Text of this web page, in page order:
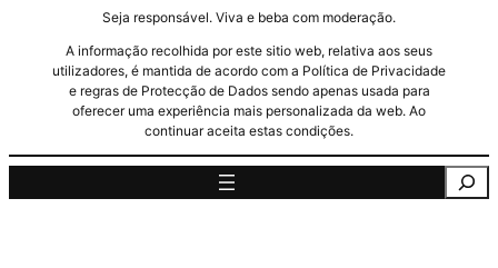
Seja responsável. Viva e beba com moderação.
A informação recolhida por este sitio web, relativa aos seus
utilizadores, é mantida de acordo com a Política de Privacidade
e regras de Protecção de Dados sendo apenas usada para
oferecer uma experiência mais personalizada da web. Ao
continuar aceita estas condições.